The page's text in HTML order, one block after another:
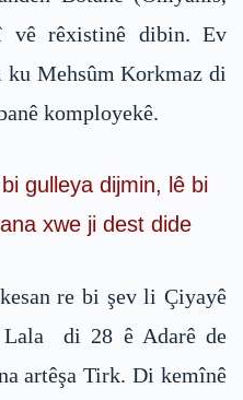
vê rêxistinê dibin. Ev
ku Mehsûm Korkmaz di
komployekê.
gulleya dijmin, lê bi
xwe ji dest dide
re bi şev li Çiyayê
Lala di 28 ê Adarê de
artêşa Tirk. Di kemînê